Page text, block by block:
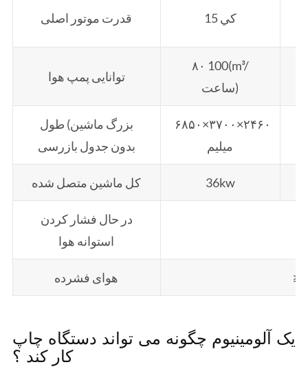
قدرت موتور اصلی 15 کي
توانایی پمپ هوا
۸۰ 100(m³/
ساعت)
بزرگ ماشین) طول
بدون جدول بازرسی
۶۸۵۰×۳۷۰۰×۲۴۶۰
میلیم
کل ماشین متصل شده 36kw
در حال فشار کردن
استوانه هوا
هوای فشرده ≥
یک آلومینیوم چگونه می تواند دستگاه چاپ
کار کند ؟